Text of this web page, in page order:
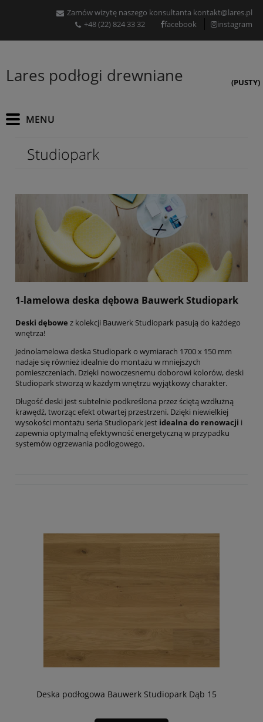
Zamów wizytę naszego konsultanta kontakt@lares.pl
+48 (22) 824 33 32
facebook instagram
Lares podłogi drewniane (PUSTY)
Studiopark
1-lamelowa deska dębowa Bauwerk Studiopark
Deski dębowe z kolekcji Bauwerk Studiopark pasują do każdego
wnętrza!
Jednolamelowa deska Studiopark o wymiarach 1700 x 150 mm
nadaje się również idealnie do montażu w mniejszych
pomieszczeniach. Dzięki nowoczesnemu doborowi kolorów, deski
Studiopark stworzą w każdym wnętrzu wyjątkowy charakter.
Długość deski jest subtelnie podkreślona przez ściętą wzdłużną
krawędź, tworząc efekt otwartej przestrzeni. Dzięki niewielkiej
wysokości montażu seria Studiopark jest idealna do renowacji i
zapewnia optymalną efektywność energetyczną w przypadku
systemów ogrzewania podłogowego.
Deska podłogowa Bauwerk Studiopark Dąb 15